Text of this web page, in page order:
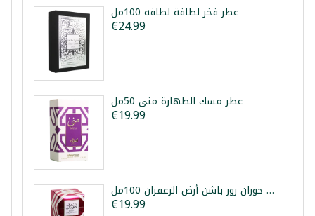
عطر فخر لطافة لطافة 100مل
€24.99
عطر مسك الطهارة منى 50مل
€19.99
عطر بنت حوران روز باشن أرض الزعفران 100مل
€19.99